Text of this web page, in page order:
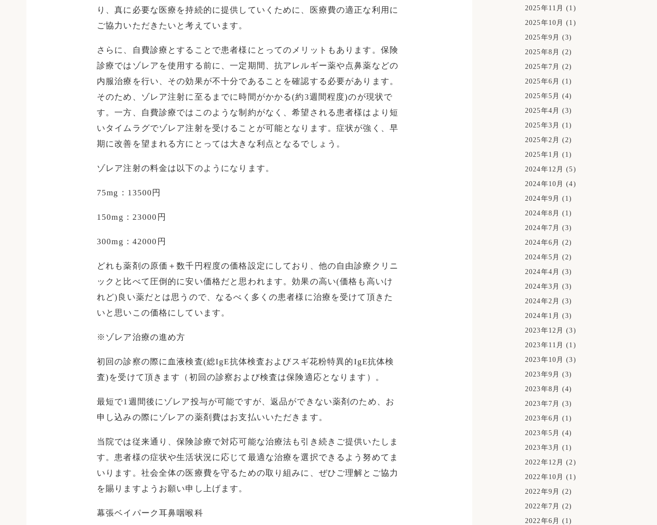
り、真に必要な医療を持続的に提供していくために、医療費の適正な利用に
ご協力いただきたいと考えています。
さらに、自費診療とすることで患者様にとってのメリットもあります。保険
診療ではゾレアを使用する前に、一定期間、抗アレルギー薬や点鼻薬などの
内服治療を行い、その効果が不十分であることを確認する必要があります。
そのため、ゾレア注射に至るまでに時間がかかる(約3週間程度)のが現状で
す。一方、自費診療ではこのような制約がなく、希望される患者様はより短
いタイムラグでゾレア注射を受けることが可能となります。症状が強く、早
期に改善を望まれる方にとっては大きな利点となるでしょう。
ゾレア注射の料金は以下のようになります。
75mg：13500円
150mg：23000円
300mg：42000円
どれも薬剤の原価＋数千円程度の価格設定にしており、他の自由診療クリニ
ックと比べて圧倒的に安い価格だと思われます。効果の高い(価格も高いけ
れど)良い薬だとは思うので、なるべく多くの患者様に治療を受けて頂きた
いと思いこの価格にしています。
※ゾレア治療の進め方
初回の診察の際に血液検査(総IgE抗体検査およびスギ花粉特異的IgE抗体検
査)を受けて頂きます（初回の診察および検査は保険適応となります）。
最短で1週間後にゾレア投与が可能ですが、返品ができない薬剤のため、お
申し込みの際にゾレアの薬剤費はお支払いいただきます。
当院では従来通り、保険診療で対応可能な治療法も引き続きご提供いたしま
す。患者様の症状や生活状況に応じて最適な治療を選択できるよう努めてま
いります。社会全体の医療費を守るための取り組みに、ぜひご理解とご協力
を賜りますようお願い申し上げます。
幕張ベイパーク耳鼻咽喉科
2025年11月
(1)
2025年10月
(1)
2025年9月
(3)
2025年8月
(2)
2025年7月
(2)
2025年6月
(1)
2025年5月
(4)
2025年4月
(3)
2025年3月
(1)
2025年2月
(2)
2025年1月
(1)
2024年12月
(5)
2024年10月
(4)
2024年9月
(1)
2024年8月
(1)
2024年7月
(3)
2024年6月
(2)
2024年5月
(2)
2024年4月
(3)
2024年3月
(3)
2024年2月
(3)
2024年1月
(3)
2023年12月
(3)
2023年11月
(1)
2023年10月
(3)
2023年9月
(3)
2023年8月
(4)
2023年7月
(3)
2023年6月
(1)
2023年5月
(4)
2023年3月
(1)
2022年12月
(2)
2022年10月
(1)
2022年9月
(2)
2022年7月
(2)
2022年6月
(1)